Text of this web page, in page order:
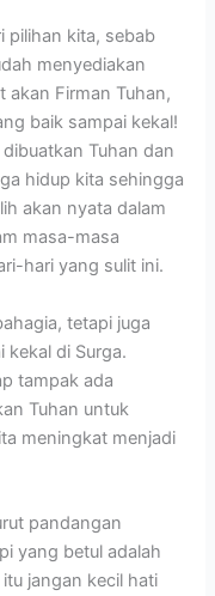
pilihan kita, sebab
menyediakan
akan Firman Tuhan,
baik sampai kekal!
Tuhan dan
hidup kita sehingga
akan nyata dalam
masa-masa
hari yang sulit ini.
tetapi juga
kekal di Surga.
tampak ada
Tuhan untuk
meningkat menjadi
pandangan
yang betul adalah
jangan kecil hati